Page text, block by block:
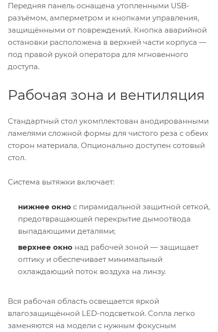
Передняя панель оснащена утопленными USB-
разъёмом, амперметром и кнопками управления,
защищёнными от повреждений. Кнопка аварийной
остановки расположена в верхней части корпуса —
под правой рукой оператора для мгновенного
доступа.
Рабочая зона и вентиляция
Стандартный стол укомплектован анодированными
ламелями сложной формы для чистого реза с обеих
сторон материала. Опционально доступен сотовый
стол.
Система вытяжки включает:
нижнее окно с пирамидальной защитной сеткой,
предотвращающей перекрытие дымоотвода
выпадающими деталями;
верхнее окно над рабочей зоной — защищает
оптику и обеспечивает минимальный
охлаждающий поток воздуха на линзу.
Вся рабочая область освещается яркой
влагозащищённой LED-подсветкой. Сопла легко
заменяются на модели с нужным фокусным